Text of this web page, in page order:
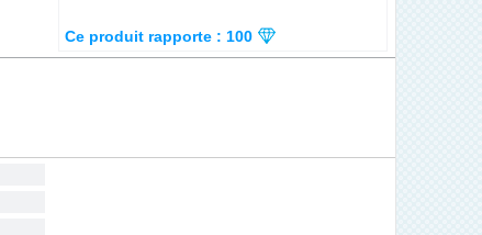
Ce produit rapporte : 100